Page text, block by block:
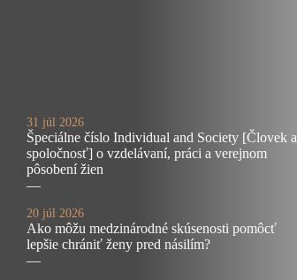
31 júl 2026
Špeciálne číslo Individual and Society [Človek a
spoločnosť] o vzdelávaní, práci a verejnom
pôsobení žien
—
20 júl 2026
Ako môžu medzinárodné skúsenosti pomôcť
lepšie chrániť ženy pred násilím?
—